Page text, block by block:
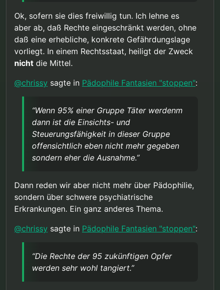
unschuldigen Pädos gewahrt bleiben. Aber da
der Schaden durch sexuellen Missbrauch
erheblich ist, wäre bei dem angenommenen
Verhältnis von 95 zu 5 auch ein recht hoher
Schaden durch die Präventionsmaßnahme
akzeptabel, solange der Grundsatz des mildesten
Ok, sofern sie dies freiwillig tun. Ich lehne es
aber ab, daß Rechte eingeschränkt werden, ohne
daß eine erhebliche, konkrete Gefährdungslage
vorliegt. In einem Rechtsstaat, heiligt der Zweck
nicht die Mittel.
@chrissy sagte in Pädophile Fantasien "stoppen":
“Wenn 95% einer Gruppe Täter werdenm
dann ist die Einsichts- und
Steuerungsfähigkeit in dieser Gruppe
offensichtlich eben nicht mehr gegeben
sondern eher die Ausnahme.”
Dann reden wir aber nicht mehr über Pädophilie,
sondern über schwere psychiatrische
Erkrankungen. Ein ganz anderes Thema.
@chrissy sagte in Pädophile Fantasien "stoppen":
“Die Rechte der 95 zukünftigen Opfer
werden sehr wohl tangiert.”